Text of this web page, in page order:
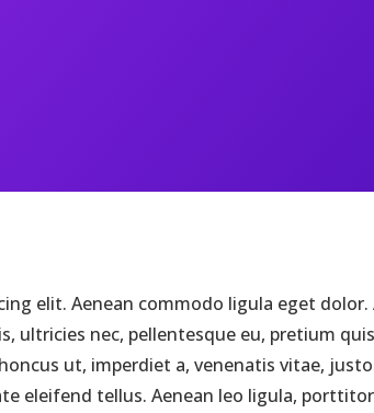
elit. Aenean commodo ligula eget
ultricies nec, pellentesque eu, pretium
ut, imperdiet a, venenatis vitae,
eleifend tellus. Aenean leo ligula,